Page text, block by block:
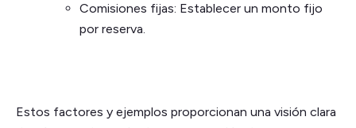
Comisiones fijas: Establecer un monto fijo
por reserva.
Estos factores y ejemplos proporcionan una visión clara